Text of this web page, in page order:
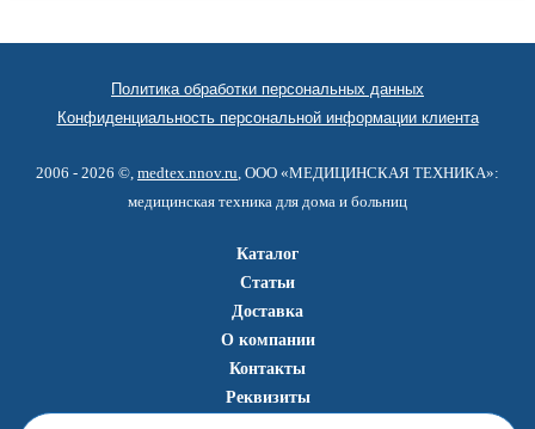
Политика обработки персональных данных
Конфиденциальность персональной информации клиента
2006 - 2026 ©, medtex.nnov.ru , ООО «МЕДИЦИНСКАЯ ТЕХНИКА»:
медицинская техника для дома и больниц
Каталог
Статьи
Доставка
О компании
Контакты
Реквизиты